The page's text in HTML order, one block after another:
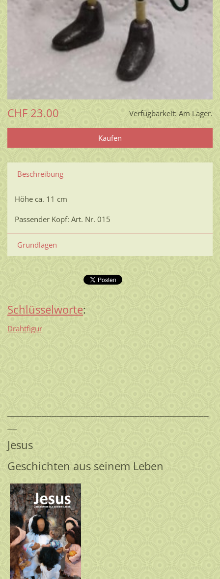
Verfügbarkeit: Am Lager.
CHF 23.00
Beschreibung
Höhe ca. 11 cm
Passender Kopf: Art. Nr. 015
Grundlagen
Schlüsselworte:
Drahtfigur
_________________________________________
Jesus
Geschichten aus seinem Leben